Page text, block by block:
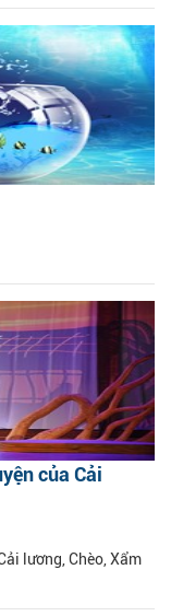
của Cải
lương, Chèo, Xẩm